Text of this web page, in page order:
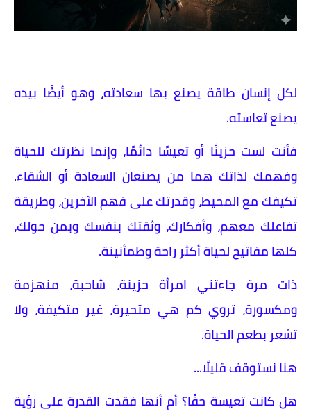
​لكل إنسان طاقة يصنع بها سعادته، وهو أيضًا بيده
يصنع تعاسته.
فأنت لست حزينًا أو تعيسًا دائمًا، وإنما نظرتك للحياة
وفهمك لذاتك هما من يصنعان السعادة أو الشقاء.
تكيفك مع المحيط، وقدرتك على فهم الآخرين، وطريقة
تفاعلك معهم، وأفكارك، وثقتك بنفسك وبمن حولك،
كلها مفاتيح لحياة أكثر راحة وطمأنينة.
​ذات مرة جاءتني امرأة حزينة، شاحبة، منهزمة
ومكسورة، تروي كم هي متحيرة، غير متكيفة، ولا
تشعر بطعم الحياة.
هنا نستوقف قليلًا...
هل كانت تعيسة حقًا؟ أم أنها فقدت القدرة على رؤية